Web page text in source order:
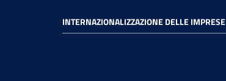
INTERNAZIONALIZZAZIONE DELLE IMPRESE